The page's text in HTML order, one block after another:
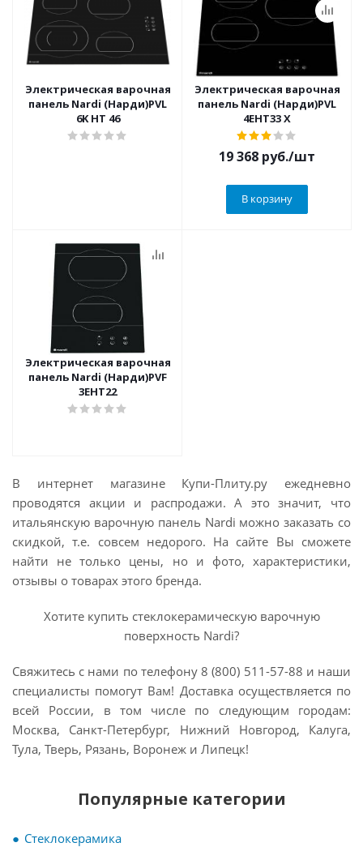
Электрическая варочная
панель Nardi (Нарди)PVL
6K HT 46
Электрическая варочная
панель Nardi (Нарди)PVL
4EHT33 X
19 368 руб./шт
В корзину
Электрическая варочная
панель Nardi (Нарди)PVF
3EHT22
В интернет магазине Купи-Плиту.ру ежедневно
проводятся акции и распродажи. А это значит, что
итальянскую варочную панель Nardi можно заказать со
скидкой, т.е. совсем недорого. На сайте Вы сможете
найти не только цены, но и фото, характеристики,
отзывы о товарах этого бренда.
Хотите купить стеклокерамическую варочную
поверхность Nardi?
Свяжитесь с нами по телефону 8 (800) 511-57-88 и наши
специалисты помогут Вам! Доставка осуществляется по
всей России, в том числе по следующим городам:
Москва, Санкт-Петербург, Нижний Новгород, Калуга,
Тула, Тверь, Рязань, Воронеж и Липецк!
Популярные категории
Стеклокерамика